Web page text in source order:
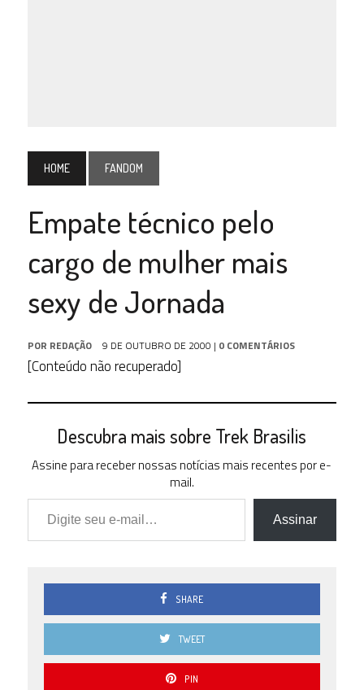
HOME FANDOM
Empate técnico pelo
cargo de mulher mais
sexy de Jornada
POR REDAÇÃO 9 DE OUTUBRO DE 2000 | 0 COMENTÁRIOS
[Conteúdo não recuperado]
Descubra mais sobre Trek Brasilis
Assine para receber nossas notícias mais recentes por e-
mail.
Digite seu e-mail…
Assinar
SHARE
TWEET
PIN